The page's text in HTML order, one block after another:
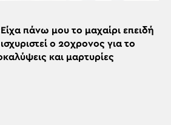
πάνω μου το μαχαίρι επειδή
ο 20χρονος για το
και μαρτυρίες